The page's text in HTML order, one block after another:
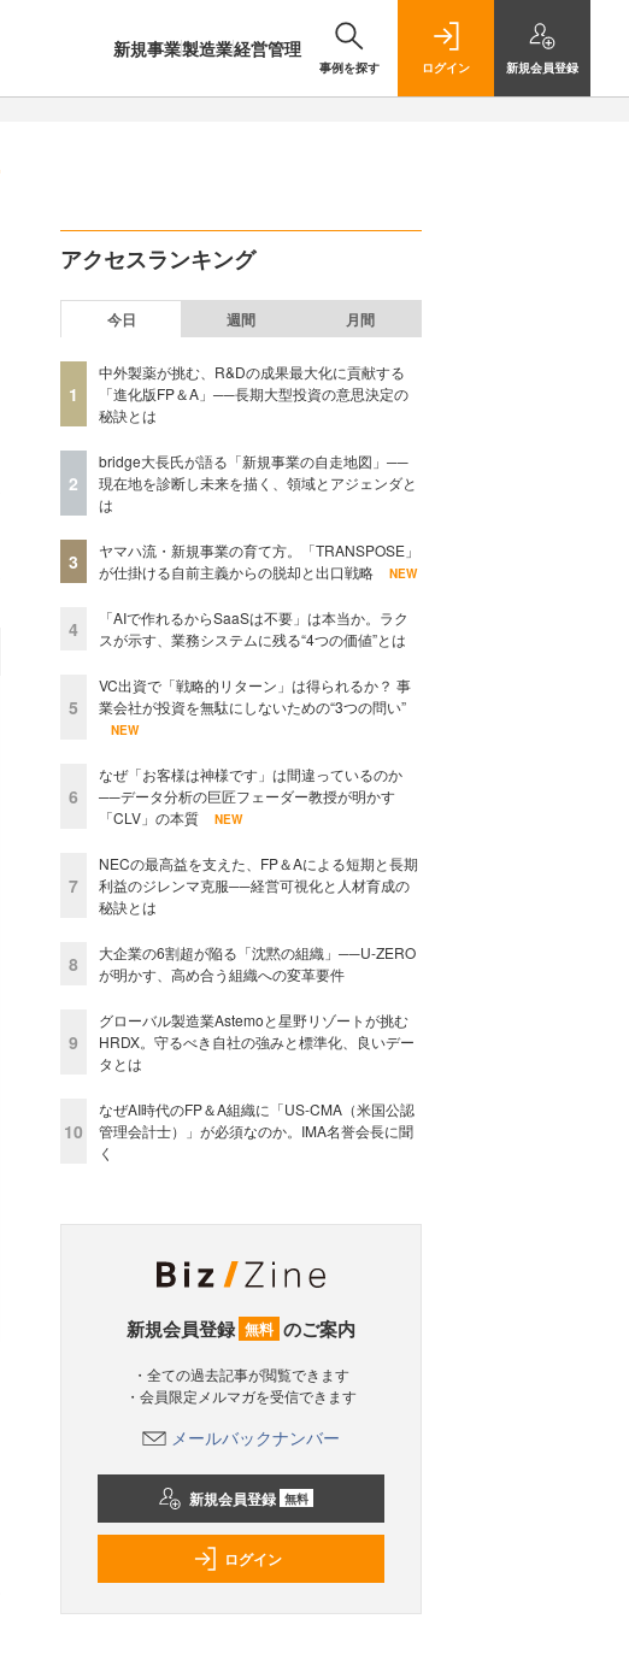
新規事業製造業経営管理
事例を探す ログイン 新規会員登録
アクセスランキング
今日 週間 月間
1
中外製薬が挑む、R&Dの成果最大化に貢献する
「進化版FP＆A」──長期大型投資の意思決定の
秘訣とは
2
bridge大長氏が語る「新規事業の自走地図」──
現在地を診断し未来を描く、領域とアジェンダと
は
3
ヤマハ流・新規事業の育て方。「TRANSPOSE」
が仕掛ける自前主義からの脱却と出口戦略
NEW
4
「AIで作れるからSaaSは不要」は本当か。ラク
スが示す、業務システムに残る“4つの価値”とは
5
VC出資で「戦略的リターン」は得られるか？ 事
業会社が投資を無駄にしないための“3つの問い”
NEW
6
なぜ「お客様は神様です」は間違っているのか
──データ分析の巨匠フェーダー教授が明かす
「CLV」の本質
NEW
7
NECの最高益を支えた、FP＆Aによる短期と長期
利益のジレンマ克服──経営可視化と人材育成の
秘訣とは
8
大企業の6割超が陥る「沈黙の組織」──U-ZERO
が明かす、高め合う組織への変革要件
9
グローバル製造業Astemoと星野リゾートが挑む
HRDX。守るべき自社の強みと標準化、良いデー
タとは
10
なぜAI時代のFP＆A組織に「US-CMA（米国公認
管理会計士）」が必須なのか。IMA名誉会長に聞
く
新規会員登録 無料 のご案内
・全ての過去記事が閲覧できます
・会員限定メルマガを受信できます
メールバックナンバー
新規会員登録 無料
ログイン